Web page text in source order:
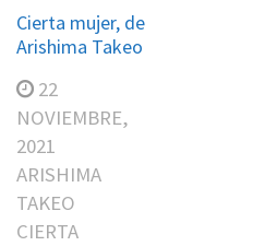
Cierta mujer, de
Arishima Takeo
22
NOVIEMBRE,
2021
ARISHIMA
TAKEO
CIERTA